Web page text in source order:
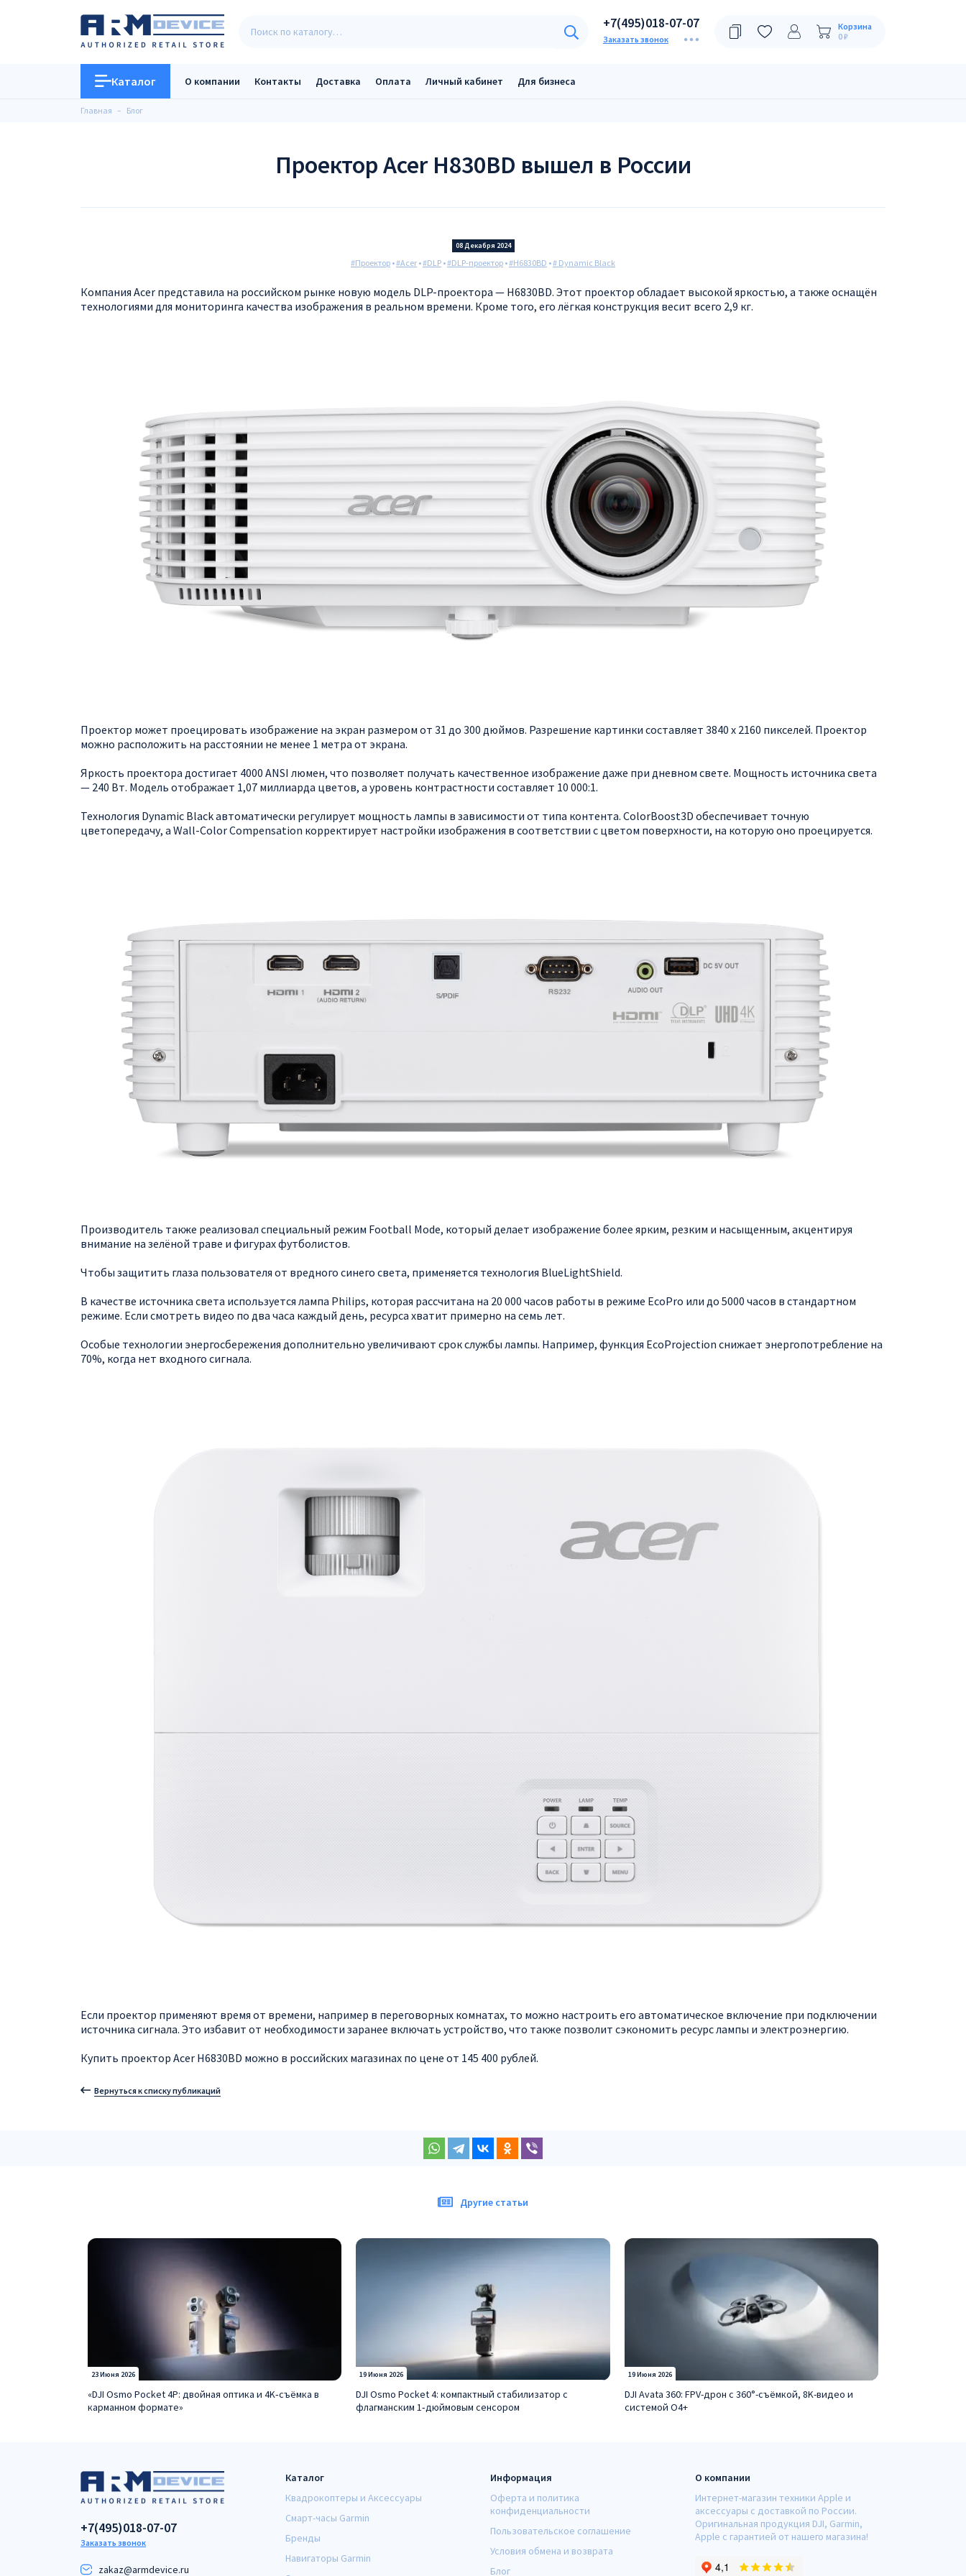
+7(495)018-07-07
Заказать звонок
Корзина
0 ₽
Каталог О компании Контакты Доставка Оплата Личный кабинет Для бизнеса
Главная Блог
Проектор Acer H830BD вышел в России
08 Декабря 2024
#Проектор •#Acer •#DLP •#DLP-проектор •#H6830BD •# Dynamic Black
Компания Acer представила на российском рынке новую модель DLP-проектора — H6830BD. Этот проектор обладает высокой яркостью, а также оснащён
технологиями для мониторинга качества изображения в реальном времени. Кроме того, его лёгкая конструкция весит всего 2,9 кг.
Проектор может проецировать изображение на экран размером от 31 до 300 дюймов. Разрешение картинки составляет 3840 x 2160 пикселей. Проектор
можно расположить на расстоянии не менее 1 метра от экрана.
Яркость проектора достигает 4000 ANSI люмен, что позволяет получать качественное изображение даже при дневном свете. Мощность источника света
— 240 Вт. Модель отображает 1,07 миллиарда цветов, а уровень контрастности составляет 10 000:1.
Технология Dynamic Black автоматически регулирует мощность лампы в зависимости от типа контента. ColorBoost3D обеспечивает точную
цветопередачу, а Wall-Color Compensation корректирует настройки изображения в соответствии с цветом поверхности, на которую оно проецируется.
Производитель также реализовал специальный режим Football Mode, который делает изображение более ярким, резким и насыщенным, акцентируя
внимание на зелёной траве и фигурах футболистов.
Чтобы защитить глаза пользователя от вредного синего света, применяется технология BlueLightShield.
В качестве источника света используется лампа Philips, которая рассчитана на 20 000 часов работы в режиме EcoPro или до 5000 часов в стандартном
режиме. Если смотреть видео по два часа каждый день, ресурса хватит примерно на семь лет.
Особые технологии энергосбережения дополнительно увеличивают срок службы лампы. Например, функция EcoProjection снижает энергопотребление на
70%, когда нет входного сигнала.
Если проектор применяют время от времени, например в переговорных комнатах, то можно настроить его автоматическое включение при подключении
источника сигнала. Это избавит от необходимости заранее включать устройство, что также позволит сэкономить ресурс лампы и электроэнергию.
Купить проектор Acer H6830BD можно в российских магазинах по цене от 145 400 рублей.
Вернуться к списку публикаций
Другие статьи
23 Июня 2026
«DJI Osmo Pocket 4P: двойная оптика и 4K‑съёмка в
карманном формате»
19 Июня 2026
DJI Osmo Pocket 4: компактный стабилизатор с
флагманским 1‑дюймовым сенсором
19 Июня 2026
DJI Avata 360: FPV-дрон с 360°-съёмкой, 8K-видео и
системой O4+
+7(495)018-07-07
Заказать звонок
zakaz@armdeviсe.ru
Каталог
Квадрокоптеры и Аксессуары
Смарт-часы Garmin
Бренды
Навигаторы Garmin
Информация
Оферта и политика
конфиденциальности
Пользовательское соглашение
Условия обмена и возврата
Блог
О компании
Интернет-магазин техники Apple и
аксессуары с доставкой по России.
Оригинальная продукция DJI, Garmin,
Apple с гарантией от нашего магазина!